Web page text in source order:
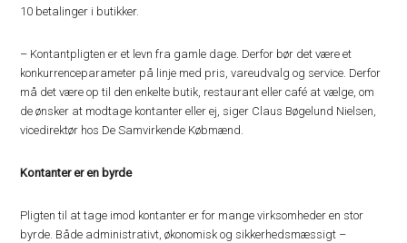
10 betalinger i butikker.
– Kontantpligten er et levn fra gamle dage. Derfor bør det være et
konkurrenceparameter på linje med pris, vareudvalg og service. Derfor
må det være op til den enkelte butik, restaurant eller café at vælge, om
de ønsker at modtage kontanter eller ej, siger Claus Bøgelund Nielsen,
vicedirektør hos De Samvirkende Købmænd.
Kontanter er en byrde
Pligten til at tage imod kontanter er for mange virksomheder en stor
byrde. Både administrativt, økonomisk og sikkerhedsmæssigt –